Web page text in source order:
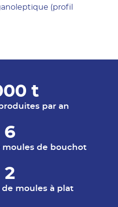
(profil
t
par an
6
de bouchot
2
moules à plat